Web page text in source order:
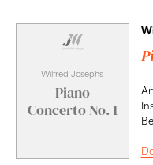
Wilfred Josephs
Piano
Concerto No. 1